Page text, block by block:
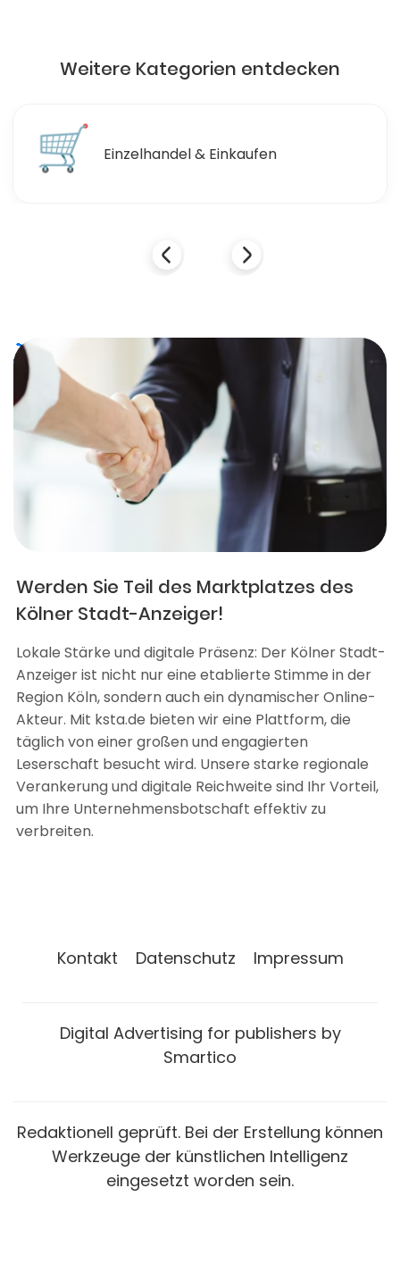
Weitere Kategorien entdecken
🍽 Essen & Trinken
Werden Sie Teil des Marktplatzes des
Kölner Stadt-Anzeiger!
Lokale Stärke und digitale Präsenz: Der Kölner Stadt-
Anzeiger ist nicht nur eine etablierte Stimme in der
Region Köln, sondern auch ein dynamischer Online-
Akteur. Mit ksta.de bieten wir eine Plattform, die
täglich von einer großen und engagierten
Leserschaft besucht wird. Unsere starke regionale
Verankerung und digitale Reichweite sind Ihr Vorteil,
um Ihre Unternehmensbotschaft effektiv zu
verbreiten.
Kontakt Datenschutz Impressum
Digital Advertising for publishers by
Smartico
Redaktionell geprüft. Bei der Erstellung können
Werkzeuge der künstlichen Intelligenz
eingesetzt worden sein.